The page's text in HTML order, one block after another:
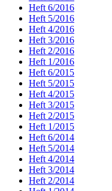
Heft 6/2016
Heft 5/2016
Heft 4/2016
Heft 3/2016
Heft 2/2016
Heft 1/2016
Heft 6/2015
Heft 5/2015
Heft 4/2015
Heft 3/2015
Heft 2/2015
Heft 1/2015
Heft 6/2014
Heft 5/2014
Heft 4/2014
Heft 3/2014
Heft 2/2014